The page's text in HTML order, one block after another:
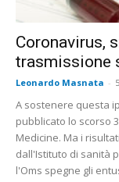
Coronavirus,
trasmissione
Leonardo Masnata -
A sostenere questa
pubblicato lo scorso
Medicine. Ma i
dall'Istituto di sanità
l'Oms spegne gli